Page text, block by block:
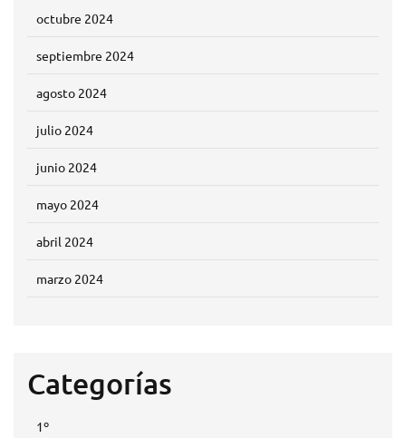
octubre 2024
septiembre 2024
agosto 2024
julio 2024
junio 2024
mayo 2024
abril 2024
marzo 2024
Categorías
1º